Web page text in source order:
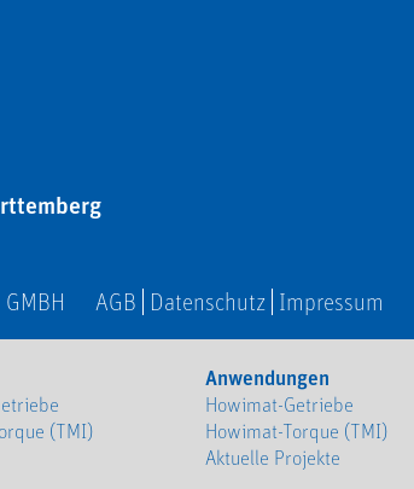
AGB Datenschutz Impressum
(TMI)
Anwendungen
Howimat-Getriebe
Howimat-Torque (TMI)
Aktuelle Projekte